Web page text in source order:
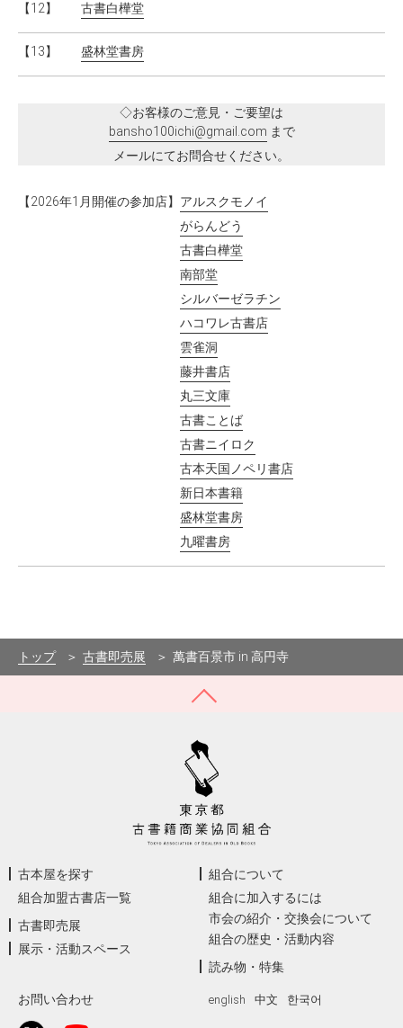
【12】 古書白樺堂
【13】 盛林堂書房
◇お客様のご意見・ご要望は
bansho100ichi@gmail.com まで
メールにてお問合せください。
【2026年1月開催の参加店】 アルスクモノイ
がらんどう
古書白樺堂
南部堂
シルバーゼラチン
ハコワレ古書店
雲雀洞
藤井書店
丸三文庫
古書ことば
古書ニイロク
古本天国ノペリ書店
新日本書籍
盛林堂書房
九曜書房
トップ 古書即売展 萬書百景市 in 高円寺
古本屋を探す
組合加盟古書店一覧
古書即売展
展示・活動スペース
組合について
組合に加入するには
市会の紹介・交換会について
組合の歴史・活動内容
読み物・特集
お問い合わせ english 中文 한국어